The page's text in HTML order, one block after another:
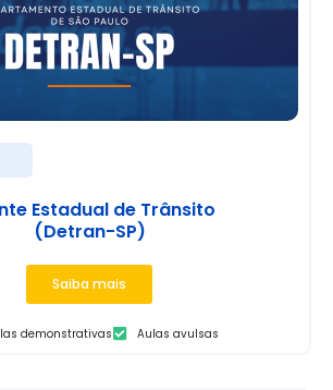
Estadual de Trânsito
(Detran-SP)
Saiba mais
demonstrativas Aulas avulsas